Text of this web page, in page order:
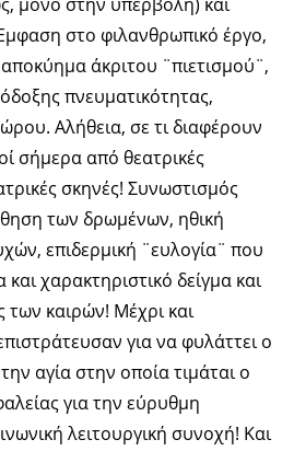
στο φιλανθρωπικό έργο,
αποκύημα άκριτου ¨πιετισμού¨,
πνευματικότητας,
Αλήθεια, σε τι διαφέρουν
σήμερα από θεατρικές
σκηνές! Συνωστισμός
των δρωμένων, ηθική
επιδερμική ¨ευλογία¨ που
χαρακτηριστικό δείγμα και
των καιρών! Μέχρι και
για να φυλάττει ο
αγία στην οποία τιμάται ο
για την εύρυθμη
λειτουργική συνοχή! Και